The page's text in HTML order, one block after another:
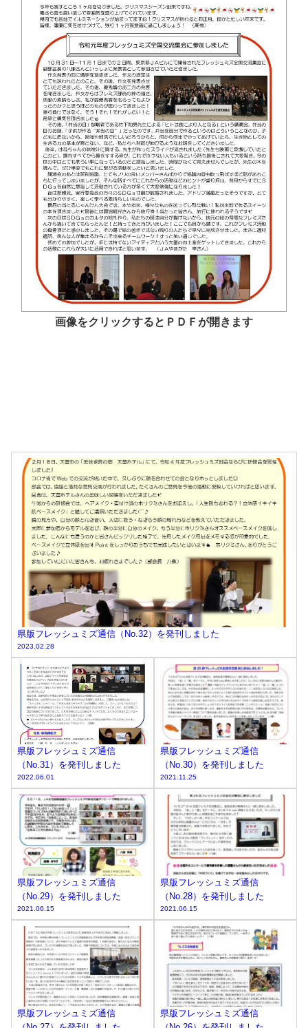
画像をクリックするとＰＤＦが開きます
県版フレッシュミズ通信（No.32）を発刊しました
2023.02.28
県版フレッシュミズ通信
（No.31）を発刊しました
2022.06.01
県版フレッシュミズ通信
（No.30）を発刊しました
2021.11.25
県版フレッシュミズ通信
（No.29）を発刊しました
2021.06.15
県版フレッシュミズ通信
（No.28）を発刊しました
2021.06.15
県版フレッシュミズ通信
県版フレッシュミズ通信